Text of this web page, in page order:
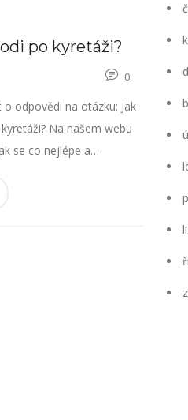
po kyretáži?
0
odpovědi na otázku: Jak
Na našem webu
se co nejlépe a
a další